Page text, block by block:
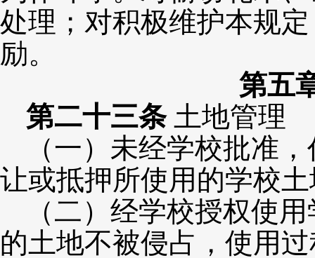
处理；对积极维护本规
励。
第五
第二十三条 土地管理
（一）未经学校批准
让或抵押所使用的学校
（二）经学校授权使
的土地不被侵占，使用